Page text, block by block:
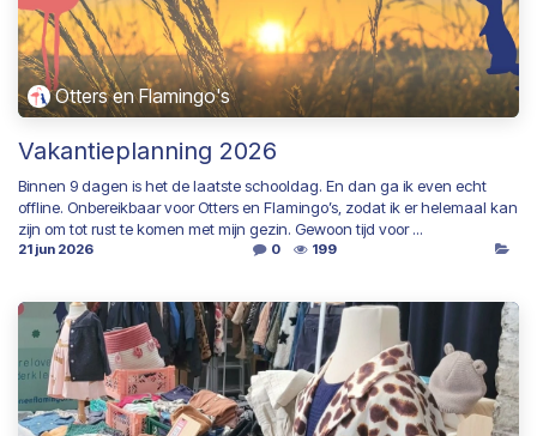
Otters en Flamingo's
Vakantieplanning 2026
Binnen 9 dagen is het de laatste schooldag. En dan ga ik even echt
offline. Onbereikbaar voor Otters en Flamingo’s, zodat ik er helemaal kan
zijn om tot rust te komen met mijn gezin. Gewoon tijd voor ...
21 jun 2026 0 199